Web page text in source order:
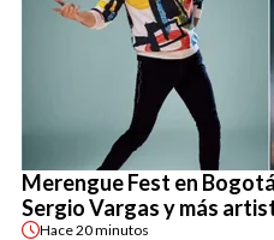
Merengue Fest en
Sergio Vargas y más
Hace20 minutos